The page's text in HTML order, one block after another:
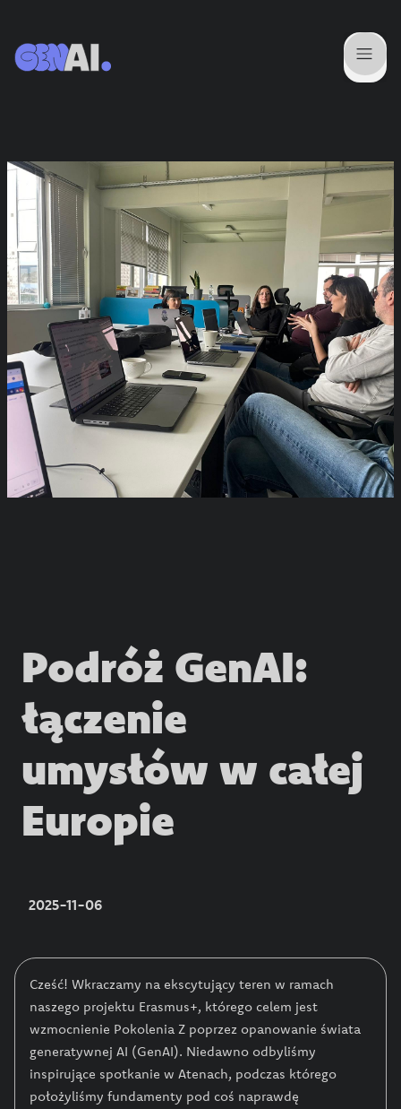
Podróż GenAI:
łączenie
umysłów w całej
Europie
2025-11-06
Cześć! Wkraczamy na ekscytujący teren w ramach
naszego projektu Erasmus+, którego celem jest
wzmocnienie Pokolenia Z poprzez opanowanie świata
generatywnej AI (GenAI). Niedawno odbyliśmy
inspirujące spotkanie w Atenach, podczas którego
położyliśmy fundamenty pod coś naprawdę